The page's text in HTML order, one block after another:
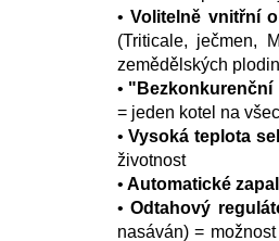
•Volitelně vnitřní
(Triticale, ječmen,
zemědělských
• "Bezkonkurenční
= jeden kotel na
•Vysoká teplota
životnost
• Automatické
•Odtahový
nasáván) =